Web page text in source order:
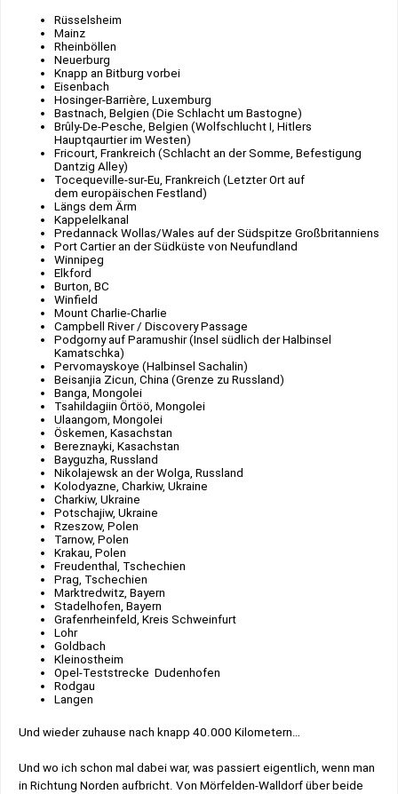
Rüsselsheim
Mainz
Rheinböllen
Neuerburg
Knapp an Bitburg vorbei
Eisenbach
Hosinger-Barrière, Luxemburg
Bastnach, Belgien (Die Schlacht um Bastogne)
Brûly-De-Pesche, Belgien (Wolfschlucht I, Hitlers
Hauptqaurtier im Westen)
Fricourt, Frankreich (Schlacht an der Somme, Befestigung
Dantzig Alley)
Tocequeville-sur-Eu, Frankreich (Letzter Ort auf
dem europäischen Festland)
Längs dem Ärm
Kappelelkanal
Predannack Wollas/Wales auf der Südspitze Großbritanniens
Port Cartier an der Südküste von Neufundland
Winnipeg
Elkford
Burton, BC
Winfield
Mount Charlie-Charlie
Campbell River / Discovery Passage
Podgorny auf Paramushir (Insel südlich der Halbinsel
Kamatschka)
Pervomayskoye (Halbinsel Sachalin)
Beisanjia Zicun, China (Grenze zu Russland)
Banga, Mongolei
Tsahildagiin Örtöö, Mongolei
Ulaangom, Mongolei
Öskemen, Kasachstan
Bereznayki, Kasachstan
Bayguzha, Russland
Nikolajewsk an der Wolga, Russland
Kolodyazne, Charkiw, Ukraine
Charkiw, Ukraine
Potschajiw, Ukraine
Rzeszow, Polen
Tarnow, Polen
Krakau, Polen
Freudenthal, Tschechien
Prag, Tschechien
Marktredwitz, Bayern
Stadelhofen, Bayern
Grafenrheinfeld, Kreis Schweinfurt
Lohr
Goldbach
Kleinostheim
Opel-Teststrecke Dudenhofen
Rodgau
Langen
Und wieder zuhause nach knapp 40.000 Kilometern…
Und wo ich schon mal dabei war, was passiert eigentlich, wenn man
in Richtung Norden aufbricht. Von Mörfelden-Walldorf über beide